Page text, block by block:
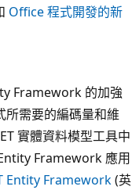
Office 程式開發的新
Framework 的加強
所需要的編碼量和維
實體資料模型工具中
Framework 應用
Entity Framework(英